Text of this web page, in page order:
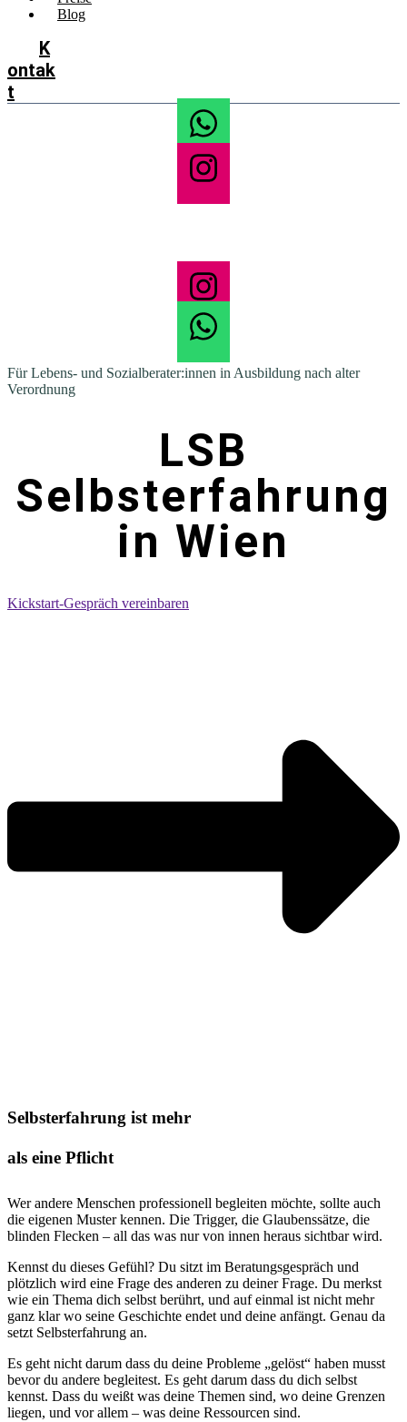
Blog
K
ontak
t
Für Lebens- und Sozialberater:innen in Ausbildung nach alter
Verordnung
LSB
Selbsterfahrung
in Wien
Kickstart-Gespräch vereinbaren
Selbsterfahrung ist mehr
als eine Pflicht
Wer andere Menschen professionell begleiten möchte, sollte auch
die eigenen Muster kennen. Die Trigger, die Glaubenssätze, die
blinden Flecken – all das was nur von innen heraus sichtbar wird.
Kennst du dieses Gefühl? Du sitzt im Beratungsgespräch und
plötzlich wird eine Frage des anderen zu deiner Frage. Du merkst
wie ein Thema dich selbst berührt, und auf einmal ist nicht mehr
ganz klar wo seine Geschichte endet und deine anfängt. Genau da
setzt Selbsterfahrung an.
Es geht nicht darum dass du deine Probleme „gelöst“ haben musst
bevor du andere begleitest. Es geht darum dass du dich selbst
kennst. Dass du weißt was deine Themen sind, wo deine Grenzen
liegen, und vor allem – was deine Ressourcen sind.